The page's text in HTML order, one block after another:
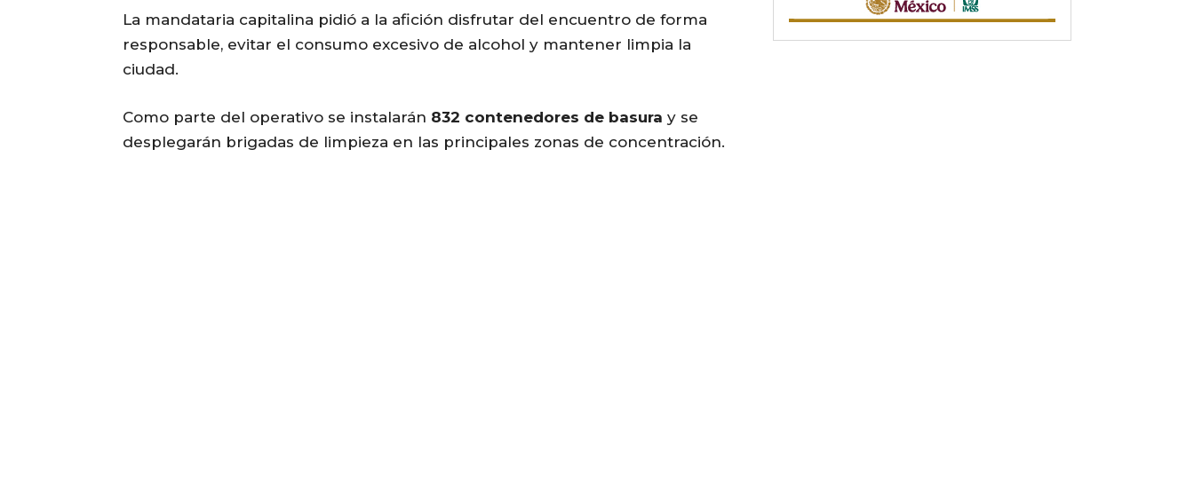
La mandataria capitalina pidió a la afición disfrutar del encuentro de forma
responsable, evitar el consumo excesivo de alcohol y mantener limpia la
ciudad.
Como parte del operativo se instalarán 832 contenedores de basura y se
desplegarán brigadas de limpieza en las principales zonas de concentración.